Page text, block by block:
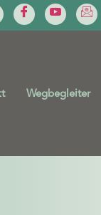
Wegbegleiter